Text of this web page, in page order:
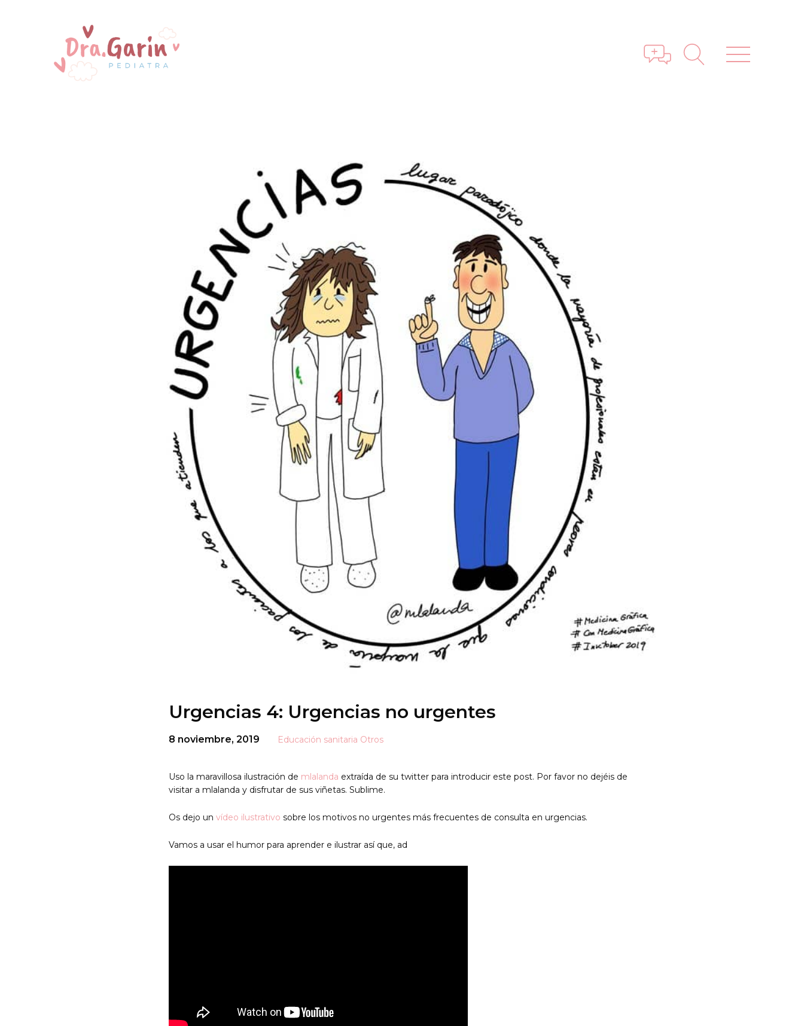
Urgencias 4: Urgencias no urgentes
8 noviembre, 2019 Educación sanitaria Otros
Uso la maravillosa ilustración de mlalanda extraída de su twitter para introducir este post. Por favor no dejéis de
visitar a mlalanda y disfrutar de sus viñetas. Sublime.
Os dejo un vídeo ilustrativo sobre los motivos no urgentes más frecuentes de consulta en urgencias.
Vamos a usar el humor para aprender e ilustrar así que, ad